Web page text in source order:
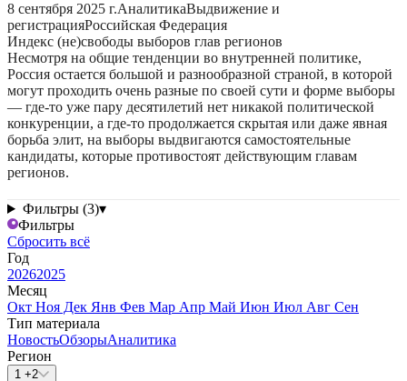
8 сентября 2025 г.АналитикаВыдвижение и
регистрацияРоссийская Федерация
Индекс (не)свободы выборов глав регионов
Несмотря на общие тенденции во внутренней политике,
Россия остается большой и разнообразной страной, в которой
могут проходить очень разные по своей сути и форме выборы
— где-то уже пару десятилетий нет никакой политической
конкуренции, а где-то продолжается скрытая или даже явная
борьба элит, на выборы выдвигаются самостоятельные
кандидаты, которые противостоят действующим главам
регионов.
Фильтры (3)▾
Фильтры
Сбросить всё
Год
20262025
Месяц
Окт Ноя Дек Янв Фев Мар Апр Май Июн Июл Авг Сен
Тип материала
НовостьОбзорыАналитика
Регион
1 +2